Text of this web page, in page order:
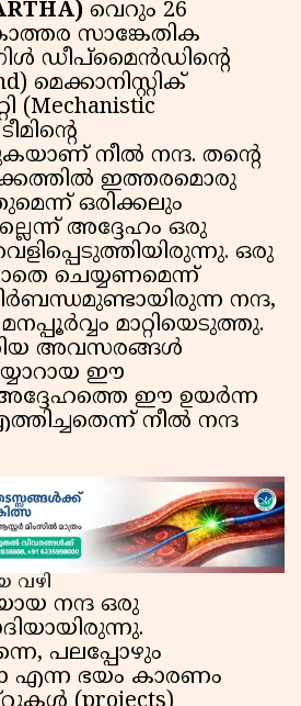
വെറും 26
സാങ്കേതിക
ഡീപ്‌മൈൻഡിന്റെ
മെക്കാനിസ്റ്റിക്
(Mechanistic
നീൽ നന്ദ. തന്റെ
ഇത്തരമൊരു
ഒരിക്കലും
അദ്ദേഹം ഒരു
ഒരു
ചെയ്യണമെന്ന്
നന്ദ,
മാറ്റിയെടുത്തു.
അവസരങ്ങൾ
ഈ
ഈ ഉയർന്ന
നീൽ നന്ദ
വഴി
നന്ദ ഒരു
പലപ്പോഴും
എന്ന ഭയം കാരണം